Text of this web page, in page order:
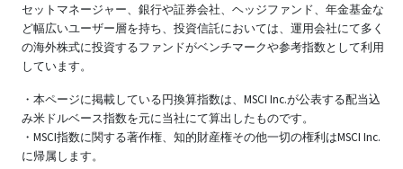
セットマネージャー、銀行や証券会社、ヘッジファンド、年金基金な
ど幅広いユーザー層を持ち、投資信託においては、運用会社にて多く
の海外株式に投資するファンドがベンチマークや参考指数として利用
しています。
・本ページに掲載している円換算指数は、MSCI Inc.が公表する配当込
み米ドルベース指数を元に当社にて算出したものです。
・MSCI指数に関する著作権、知的財産権その他一切の権利はMSCI Inc.
に帰属します。